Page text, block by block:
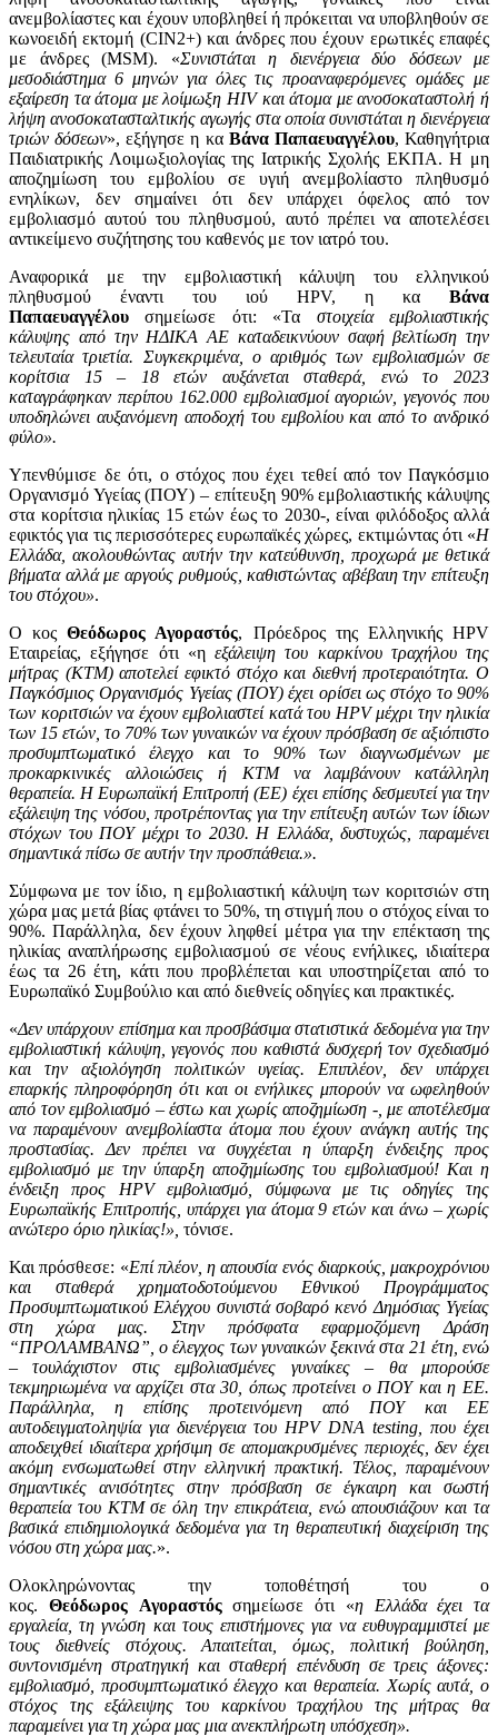
ανεμβολίαστες και έχουν υποβληθεί ή πρόκειται να υποβληθούν σε
κωνοειδή εκτομή (CIN2+) και άνδρες που έχουν ερωτικές επαφές
με άνδρες (MSM). «Συνιστάται η διενέργεια δύο δόσεων με
μεσοδιάστημα 6 μηνών για όλες τις προαναφερόμενες ομάδες με
εξαίρεση τα άτομα με λοίμωξη HIV και άτομα με ανοσοκαταστολή ή
λήψη ανοσοκατασταλτικής αγωγής στα οποία συνιστάται η διενέργεια
τριών δόσεων», εξήγησε η κα Βάνα Παπαευαγγέλου, Καθηγήτρια
Παιδιατρικής Λοιμωξιολογίας της Ιατρικής Σχολής ΕΚΠΑ. Η μη
αποζημίωση του εμβολίου σε υγιή ανεμβολίαστο πληθυσμό
ενηλίκων, δεν σημαίνει ότι δεν υπάρχει όφελος από τον
εμβολιασμό αυτού του πληθυσμού, αυτό πρέπει να αποτελέσει
αντικείμενο συζήτησης του καθενός με τον ιατρό του.
Αναφορικά με την εμβολιαστική κάλυψη του ελληνικού
πληθυσμού έναντι του ιού HPV, η κα Βάνα
Παπαευαγγέλου σημείωσε ότι: «Τα στοιχεία εμβολιαστικής
κάλυψης από την ΗΔΙΚΑ ΑΕ καταδεικνύουν σαφή βελτίωση την
τελευταία τριετία. Συγκεκριμένα, ο αριθμός των εμβολιασμών σε
κορίτσια 15 – 18 ετών αυξάνεται σταθερά, ενώ το 2023
καταγράφηκαν περίπου 162.000 εμβολιασμοί αγοριών, γεγονός που
υποδηλώνει αυξανόμενη αποδοχή του εμβολίου και από το ανδρικό
φύλο».
Υπενθύμισε δε ότι, ο στόχος που έχει τεθεί από τον Παγκόσμιο
Οργανισμό Υγείας (ΠΟΥ) – επίτευξη 90% εμβολιαστικής κάλυψης
στα κορίτσια ηλικίας 15 ετών έως το 2030-, είναι φιλόδοξος αλλά
εφικτός για τις περισσότερες ευρωπαϊκές χώρες, εκτιμώντας ότι «Η
Ελλάδα, ακολουθώντας αυτήν την κατεύθυνση, προχωρά με θετικά
βήματα αλλά με αργούς ρυθμούς, καθιστώντας αβέβαιη την επίτευξη
του στόχου».
Ο κοςΘεόδωρος Αγοραστός, Πρόεδρος της Ελληνικής HPV
Εταιρείας, εξήγησε ότι «η εξάλειψη του καρκίνου τραχήλου της
μήτρας (ΚΤΜ) αποτελεί εφικτό στόχο και διεθνή προτεραιότητα. Ο
Παγκόσμιος Οργανισμός Υγείας (ΠΟΥ) έχει ορίσει ως στόχο το 90%
των κοριτσιών να έχουν εμβολιαστεί κατά του HPV μέχρι την ηλικία
των 15 ετών, το 70% των γυναικών να έχουν πρόσβαση σε αξιόπιστο
προσυμπτωματικό έλεγχο και το 90% των διαγνωσμένων με
προκαρκινικές αλλοιώσεις ή ΚΤΜ να λαμβάνουν κατάλληλη
θεραπεία. Η Ευρωπαϊκή Επιτροπή (ΕΕ) έχει επίσης δεσμευτεί για την
εξάλειψη της νόσου, προτρέποντας για την επίτευξη αυτών των ίδιων
στόχων του ΠΟΥ μέχρι το 2030. Η Ελλάδα, δυστυχώς, παραμένει
σημαντικά πίσω σε αυτήν την προσπάθεια.».
Σύμφωνα με τον ίδιο, η εμβολιαστική κάλυψη των κοριτσιών στη
χώρα μας μετά βίας φτάνει το 50%, τη στιγμή που ο στόχος είναι το
90%. Παράλληλα, δεν έχουν ληφθεί μέτρα για την επέκταση της
ηλικίας αναπλήρωσης εμβολιασμού σε νέους ενήλικες, ιδιαίτερα
έως τα 26 έτη, κάτι που προβλέπεται και υποστηρίζεται από το
Ευρωπαϊκό Συμβούλιο και από διεθνείς οδηγίες και πρακτικές.
«Δεν υπάρχουν επίσημα και προσβάσιμα στατιστικά δεδομένα για την
εμβολιαστική κάλυψη, γεγονός που καθιστά δυσχερή τον σχεδιασμό
και την αξιολόγηση πολιτικών υγείας. Επιπλέον, δεν υπάρχει
επαρκής πληροφόρηση ότι και οι ενήλικες μπορούν να ωφεληθούν
από τον εμβολιασμό – έστω και χωρίς αποζημίωση -, με αποτέλεσμα
να παραμένουν ανεμβολίαστα άτομα που έχουν ανάγκη αυτής της
προστασίας. Δεν πρέπει να συγχέεται η ύπαρξη ένδειξης προς
εμβολιασμό με την ύπαρξη αποζημίωσης του εμβολιασμού! Και η
ένδειξη προς HPV εμβολιασμό, σύμφωνα με τις οδηγίες της
Ευρωπαϊκής Επιτροπής, υπάρχει για άτομα 9 ετών και άνω – χωρίς
ανώτερο όριο ηλικίας!», τόνισε.
Και πρόσθεσε: «Επί πλέον, η απουσία ενός διαρκούς, μακροχρόνιου
και σταθερά χρηματοδοτούμενου Εθνικού Προγράμματος
Προσυμπτωματικού Ελέγχου συνιστά σοβαρό κενό Δημόσιας Υγείας
στη χώρα μας. Στην πρόσφατα εφαρμοζόμενη Δράση
“ΠΡΟΛΑΜΒΑΝΩ”, o έλεγχος των γυναικών ξεκινά στα 21 έτη, ενώ
– τουλάχιστον στις εμβολιασμένες γυναίκες – θα μπορούσε
τεκμηριωμένα να αρχίζει στα 30, όπως προτείνει ο ΠΟΥ και η ΕΕ.
Παράλληλα, η επίσης προτεινόμενη από ΠΟΥ και ΕΕ
αυτοδειγματοληψία για διενέργεια του HPV DNA testing, που έχει
αποδειχθεί ιδιαίτερα χρήσιμη σε απομακρυσμένες περιοχές, δεν έχει
ακόμη ενσωματωθεί στην ελληνική πρακτική. Τέλος, παραμένουν
σημαντικές ανισότητες στην πρόσβαση σε έγκαιρη και σωστή
θεραπεία του ΚΤΜ σε όλη την επικράτεια, ενώ απουσιάζουν και τα
βασικά επιδημιολογικά δεδομένα για τη θεραπευτική διαχείριση της
νόσου στη χώρα μας.».
Ολοκληρώνοντας την τοποθέτησή του ο
κος. Θεόδωρος Αγοραστόςσημείωσε ότι «η Ελλάδα έχει τα
εργαλεία, τη γνώση και τους επιστήμονες για να ευθυγραμμιστεί με
τους διεθνείς στόχους. Απαιτείται, όμως, πολιτική βούληση,
συντονισμένη στρατηγική και σταθερή επένδυση σε τρεις άξονες:
εμβολιασμό, προσυμπτωματικό έλεγχο και θεραπεία. Χωρίς αυτά, ο
στόχος της εξάλειψης του καρκίνου τραχήλου της μήτρας θα
παραμείνει για τη χώρα μας μια ανεκπλήρωτη υπόσχεση».